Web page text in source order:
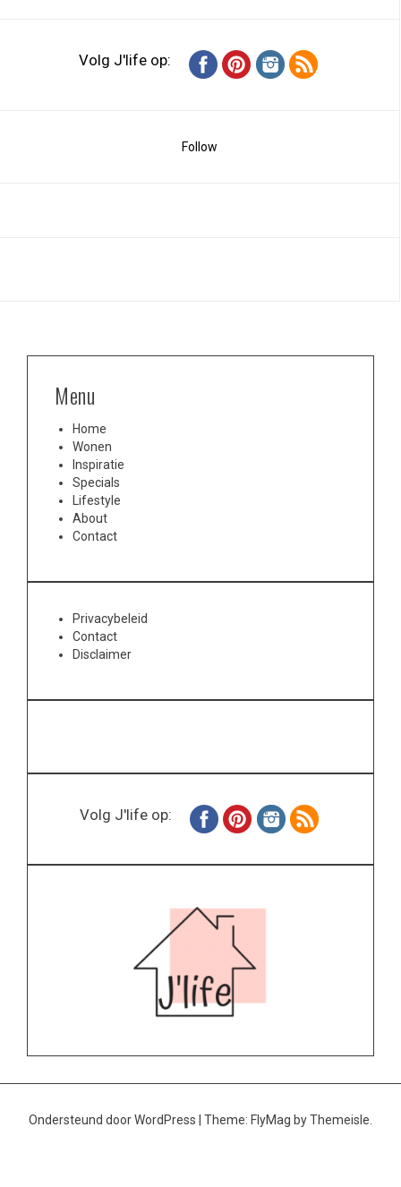
Volg J'life op:
Follow
Menu
Home
Wonen
Inspiratie
Specials
Lifestyle
About
Contact
Privacybeleid
Contact
Disclaimer
Volg J'life op:
Ondersteund door WordPress Theme: FlyMag by Themeisle.